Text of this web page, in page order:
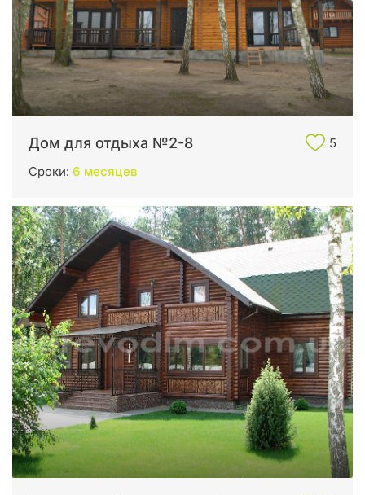
Дом для отдыха №2-8
5
Сроки: 6 месяцев